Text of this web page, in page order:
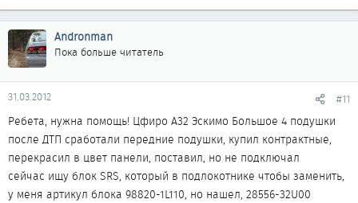
Andronman
Пока больше читатель
31.03.2012 #11
Ребета, нужна помощь! Цфиро А32 Эскимо Большое 4 подушки
после ДТП сработали передние подушки, купил контрактные,
перекрасил в цвет панели, поставил, но не подключал
сейчас ищу блок SRS, который в подлокотнике чтобы заменить,
у меня артикул блока 98820-1L110, но нашел, 28556-32U00